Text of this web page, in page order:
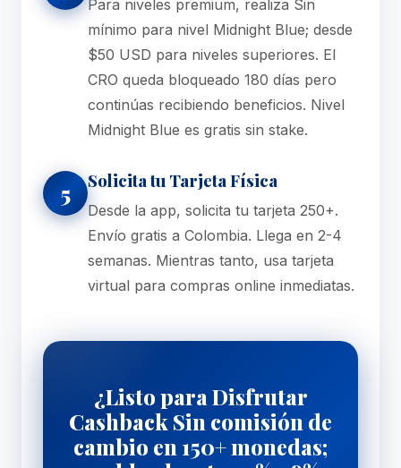
Para niveles premium, realiza Sin
mínimo para nivel Midnight Blue; desde
$50 USD para niveles superiores. El
CRO queda bloqueado 180 días pero
continúas recibiendo beneficios. Nivel
Midnight Blue es gratis sin stake.
5 Solicita tu Tarjeta Física
Desde la app, solicita tu tarjeta 250+.
Envío gratis a Colombia. Llega en 2-4
semanas. Mientras tanto, usa tarjeta
virtual para compras online inmediatas.
¿Listo para Disfrutar
Cashback Sin comisión de
cambio en 150+ monedas;